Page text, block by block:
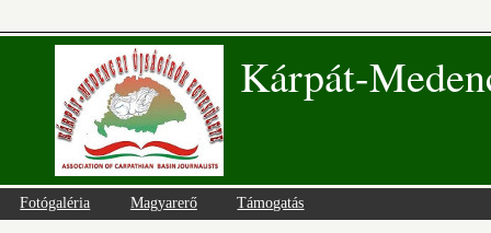
Kárpát-
Fotógaléria Magyarerő Támogatás